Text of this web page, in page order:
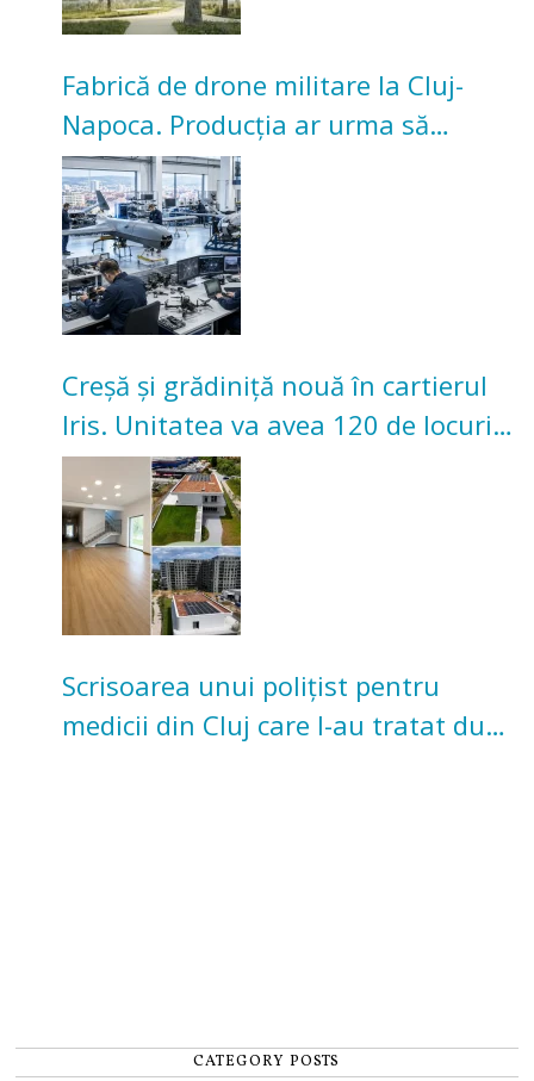
Fabrică de drone militare la Cluj-
Napoca. Producția ar urma să
înceapă în toamna acestui an
Creșă și grădiniță nouă în cartierul
Iris. Unitatea va avea 120 de locuri
pentru copii
Scrisoarea unui polițist pentru
medicii din Cluj care l-au tratat după
CATEGORY POSTS